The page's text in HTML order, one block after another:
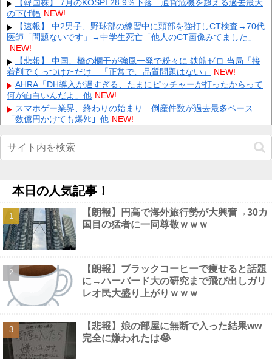
ワイジ毎日2kgの野菜と500gくらいの肉食べたらこうなるｗｗｗ
NEW!
「2年間、たぶん1日4回は握ってた」ラスベガスで買った3,000円
のキーホルダーを調べたら
フジテレビが金の卵を産む鶏を自ら絞め殺した模様、社運を賭け
たドル箱コンテンツが御蔵入りになってしまい…… NEW!
【悲報】 ロシアさん、ついに国民の財産を没収しはじめる NEW!
Powered by livedoor 相互RSS
【韓国株】 7月のKOSPI 28.9％下落…通貨危機を超える過去最大
の下げ幅 NEW!
【速報】 中2男子、野球部の練習中に頭部を強打しCT検査→70代
医師「問題ないです」→中学生死亡「他人のCT画像みてました」
NEW!
【悲報】 中国、橋の欄干が強風一発で粉々に 鉄筋ゼロ 当局「接
着剤でくっつけただけ」「正常で、品質問題はない」
NEW!
AHRA「DH導入が遅すぎる、たまにピッチャーが打ったからって
何が面白いんだよ」他 NEW!
スマホゲー業界、終わりの始まり…倒産件数が過去最多ペース
「数億円かけても爆ﾀﾋ」他 NEW!
ぶまれる事態に他
【速報】蓮舫「蓮舫だから叩いて良いという報道」 ネット「高市
他 NEW!
【画像】 Adoさん(23)、お●ぱいの大きさが判明してしまう！
NEW!
【画像】 TWICEのモモ(30)さん、裸よりＨなスケスケ衣装を着て
しまうｗｗｗｗｗｗ
【画像】 tuki.、お乳の始まりハワイで解禁してしまう
【画像】 ギャル「妹の豊胸お○ぱいおもろすぎ！」ｗｗｗ NEW!
【動画】 ウェットスーツの脱ぎ方を教える動画、何故か900万回
以上再生されてしまう！ NEW!
Powered by livedoor 相互RSS
本日の人気記事！
【朗報】円高で海外旅行勢が大興奮→30カ
国目の猛者に一同尊敬ｗｗｗ
【朗報】ブラックコーヒーで痩せると話題
に→ハーバード大の研究まで飛び出しガリ
レオ民大盛り上がりｗｗｗ
【悲報】娘の部屋に無断で入った結果ww
完全に嫌われたは😭